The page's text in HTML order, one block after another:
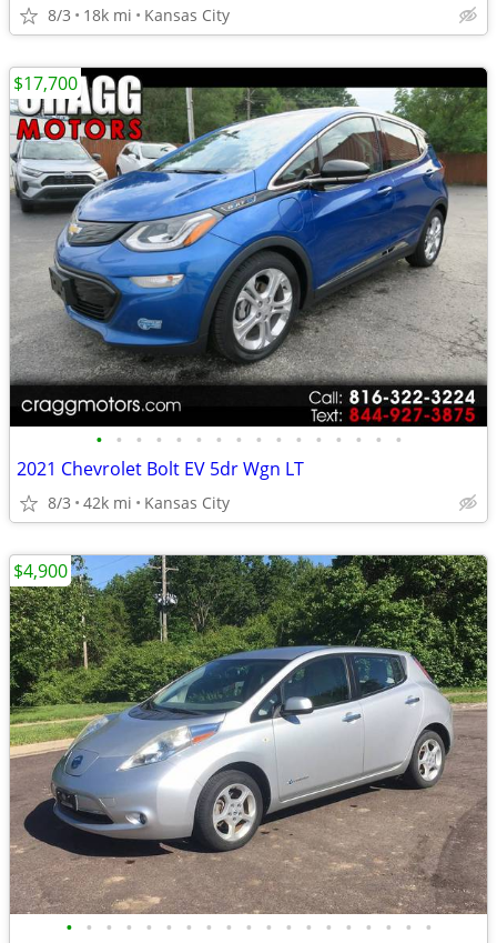
8/3 18k mi Kansas City
• • • • • • • • • • • • • • • •
2021 Chevrolet Bolt EV 5dr Wgn LT
8/3 42k mi Kansas City
$17,700
• • • • • • • • • • • • • • • • • • •
$4,900